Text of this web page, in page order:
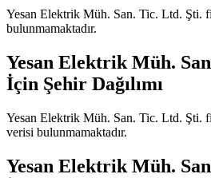
Yesan Elektrik Müh. San. Tic. Ltd. Şti.
bulunmamaktadır.
Yesan Elektrik Müh.
İçin Şehir Dağılımı
Yesan Elektrik Müh. San. Tic. Ltd. Şti.
verisi bulunmamaktadır.
Yesan Elektrik Müh.